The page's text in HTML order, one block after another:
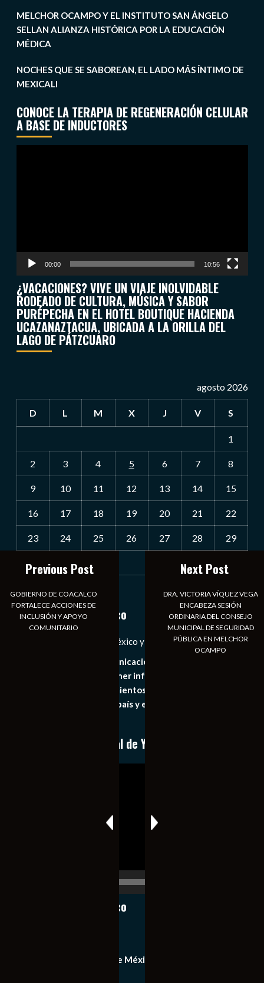
MELCHOR OCAMPO Y EL INSTITUTO SAN ÁNGELO
SELLAN ALIANZA HISTÓRICA POR LA EDUCACIÓN
MÉDICA
NOCHES QUE SE SABOREAN, EL LADO MÁS ÍNTIMO DE
MEXICALI
CONOCE LA TERAPIA DE REGENERACIÓN CELULAR
A BASE DE INDUCTORES
00:00 10:56
¿VACACIONES? VIVE UN VIAJE INOLVIDABLE
RODEADO DE CULTURA, MÚSICA Y SABOR
PURÉPECHA EN EL HOTEL BOUTIQUE HACIENDA
UCAZANAZTACUA, UBICADA A LA ORILLA DEL
LAGO DE PÁTZCUARO
agosto 2026
D L M X J V S
1
2 3 4 5 6 7 8
9 10 11 12 13 14 15
16 17 18 19 20 21 22
23 24 25 26 27 28 29
30
Notiexpress de México
Las Noticias Diarias de México y el Mundo a Tu Alcance
Somos un medio de comunicación digital que tiene como
principal objetivo mantener informado al publico en
general de los acontecimientos mas recientes e
importantes de nuestro país y el mundo de forma eficaz,
Conoce nuestro canal de YouTube
Notiexpress de México
Equipo de Notiexpress de México
Previous Post
GOBIERNO DE COACALCO
FORTALECE ACCIONES DE
INCLUSIÓN Y APOYO
COMUNITARIO
Next Post
DRA. VICTORIA VÍQUEZ VEGA
ENCABEZA SESIÓN
ORDINARIA DEL CONSEJO
MUNICIPAL DE SEGURIDAD
PÚBLICA EN MELCHOR
OCAMPO